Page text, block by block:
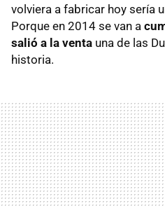
volviera a fabricar hoy sería
Porque en 2014 se van a
salió a la venta una de las
historia.